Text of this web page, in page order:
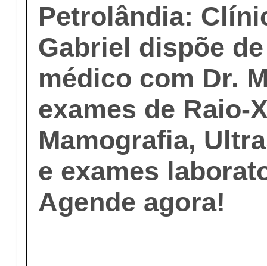
Petrolândia:
Gabriel dispõe
médico com Dr.
exames de Raio-
Mamografia,
e exames
Agende agora!